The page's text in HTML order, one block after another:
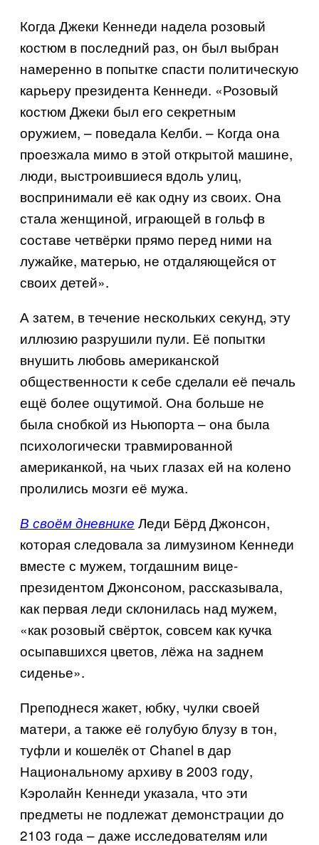
Когда Джеки Кеннеди надела розовый
костюм в последний раз, он был выбран
намеренно в попытке спасти политическую
карьеру президента Кеннеди. «Розовый
костюм Джеки был его секретным
оружием, – поведала Келби. – Когда она
проезжала мимо в этой открытой машине,
люди, выстроившиеся вдоль улиц,
воспринимали её как одну из своих. Она
стала женщиной, играющей в гольф в
составе четвёрки прямо перед ними на
лужайке, матерью, не отдаляющейся от
своих детей».
А затем, в течение нескольких секунд, эту
иллюзию разрушили пули. Её попытки
внушить любовь американской
общественности к себе сделали её печаль
ещё более ощутимой. Она больше не
была снобкой из Ньюпорта – она была
психологически травмированной
американкой, на чьих глазах ей на колено
пролились мозги её мужа.
В своём дневнике Леди Бёрд Джонсон,
которая следовала за лимузином Кеннеди
вместе с мужем, тогдашним вице-
президентом Джонсоном, рассказывала,
как первая леди склонилась над мужем,
«как розовый свёрток, совсем как кучка
осыпавшихся цветов, лёжа на заднем
сиденье».
Преподнеся жакет, юбку, чулки своей
матери, а также её голубую блузу в тон,
туфли и кошелёк от Chanel в дар
Национальному архиву в 2003 году,
Кэролайн Кеннеди указала, что эти
предметы не подлежат демонстрации до
2103 года – даже исследователям или